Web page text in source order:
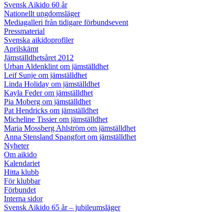
Svensk Aikido 60 år
Nationellt ungdomsläger
Mediagalleri från tidigare förbundsevent
Pressmaterial
Svenska aikidoprofiler
Aprilskämt
Jämställdhetsåret 2012
Urban Aldenklint om jämställdhet
Leif Sunje om jämställdhet
Linda Holiday om jämställdhet
Kayla Feder om jämställdhet
Pia Moberg om jämställdhet
Pat Hendricks om jämställdhet
Micheline Tissier om jämställdhet
Maria Mossberg Ahlström om jämställdhet
Anna Stensland Spangfort om jämställdhet
Nyheter
Om aikido
Kalendariet
Hitta klubb
För klubbar
Förbundet
Interna sidor
Svensk Aikido 65 år – jubileumsläger